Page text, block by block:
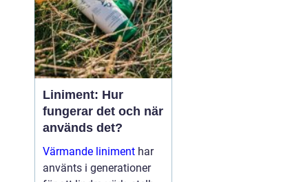
Liniment: Hur
fungerar det och när
används det?
Värmande liniment har
använts i generationer